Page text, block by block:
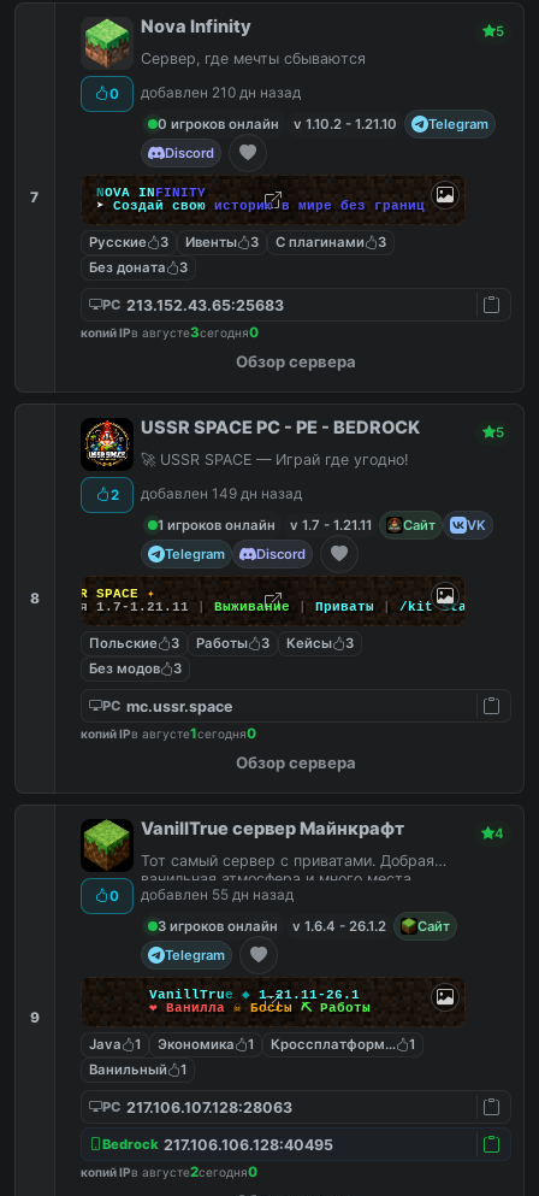
7
0
Nova Infinity 5
Сервер, где мечты сбываются
добавлен 210 дн назад
0 игроков онлайн
v 1.10.2 - 1.21.10
Telegram
Discord
NOVA INFINITY
➤
Создай свою историю в мире без границ
Русские 3 Ивенты 3 С плагинами
3
Без доната
3
PC 213.152.43.65:25683
копий IPв августе3сегодня0
Обзор сервера
8
2
USSR SPACE PC - PE - BEDROCK 5
🚀 USSR SPACE — Играй где угодно!
добавлен 149 дн назад
1 игроков онлайн
v 1.7 - 1.21.11 Сайт
VK
Telegram
Discord
✦ USSR SPACE
✦
Версия 1.7-1.21.11
Выживание | Приваты | /kit start
Польские 3 Работы 3 Кейсы
3
Без модов
3
PC mc.ussr.space
копий IPв августе1сегодня0
Обзор сервера
9
0
VanillTrue сервер Майнкрафт 4
Тот самый сервер с приватами. Добрая
ванильная атмосфера и много места.
добавлен 55 дн назад
3 игроков онлайн
v 1.6.4 - 26.1.2
Сайт
Telegram
VanillTrue ◆ 1.21.11-26.1
❤ Ванилла ☠ Боссы ⛏ Работы
Java 1 Экономика 1 Кроссплатформенный
1
Ванильный
1
PC 217.106.107.128:28063
Bedrock 217.106.106.128:40495
копий IPв августе2сегодня0